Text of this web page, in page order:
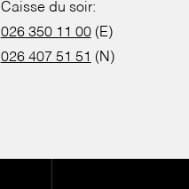
Caisse du soir:
026 350 11 00(E)
026 407 51 51 (N)